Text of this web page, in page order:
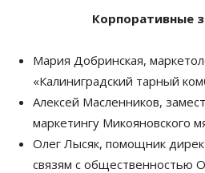
Корпоративные
Мария Добринская,
«Калиниградский тарный
Алексей Масленников,
маркетингу Микояновского
Олег Лысяк, помощник
связям с общественностью